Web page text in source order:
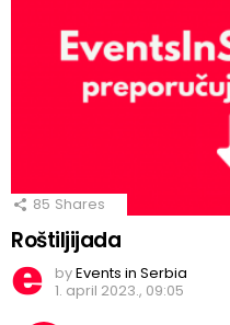
85 Shares
Roštiljijada
byEvents in Serbia
1. april 2023., 09:05